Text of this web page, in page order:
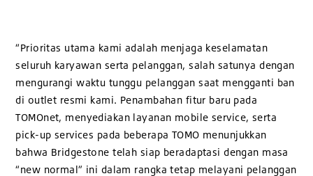
“Prioritas utama kami adalah menjaga keselamatan
seluruh karyawan serta pelanggan, salah satunya dengan
mengurangi waktu tunggu pelanggan saat mengganti ban
di outlet resmi kami. Penambahan fitur baru pada
TOMOnet, menyediakan layanan mobile service, serta
pick-up services pada beberapa TOMO menunjukkan
bahwa Bridgestone telah siap beradaptasi dengan masa
“new normal” ini dalam rangka tetap melayani pelanggan